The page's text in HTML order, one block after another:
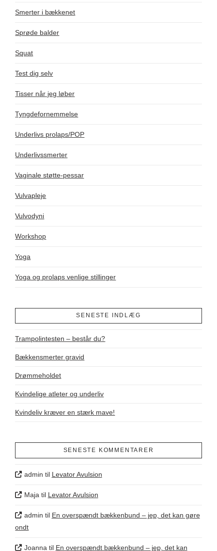
Smerter i bækkenet
Sprøde balder
Squat
Test dig selv
Tisser når jeg løber
Tyngdefornemmelse
Underlivs prolaps/POP
Underlivssmerter
Vaginale støtte-pessar
Vulvapleje
Vulvodyni
Workshop
Yoga
Yoga og prolaps venlige stillinger
SENESTE INDLÆG
Trampolintesten – består du?
Bækkensmerter gravid
Drømmeholdet
Kvindelige atleter og underliv
Kvindeliv kræver en stærk mave!
SENESTE KOMMENTARER
admin til Levator Avulsion
Maja til Levator Avulsion
admin til En overspændt bækkenbund – jep, det kan gøre
ondt
Joanna til En overspændt bækkenbund – jep, det kan